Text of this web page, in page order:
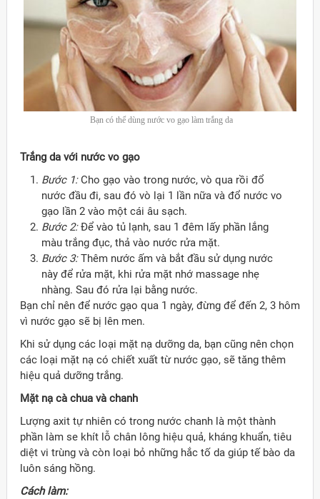
Bạn có thể dùng nước vo gạo làm trắng da
Trắng da với nước vo gạo
Bước 1:Cho gạo vào trong nước, vò qua rồi đổ
nước đầu đi, sau đó vò lại 1 lần nữa và đổ nước vo
gạo lần 2 vào một cái âu sạch.
Bước 2:Để vào tủ lạnh, sau 1 đêm lấy phần lắng
màu trắng đục, thả vào nước rửa mặt.
Bước 3:Thêm nước ấm và bắt đầu sử dụng nước
này để rửa mặt, khi rửa mặt nhớ massage nhẹ
nhàng. Sau đó rửa lại bằng nước.
Bạn chỉ nên để nước gạo qua 1 ngày, đừng để đến 2, 3 hôm
vì nước gạo sẽ bị lên men.
Khi sử dụng các loại mặt nạ dưỡng da, bạn cũng nên chọn
các loại mặt nạ có chiết xuất từ nước gạo, sẽ tăng thêm
hiệu quả dưỡng trắng.
Mặt nạ cà chua và chanh
Lượng axit tự nhiên có trong nước chanh là một thành
phần làm se khít lỗ chân lông hiệu quả, kháng khuẩn, tiêu
diệt vi trùng và còn loại bỏ những hắc tố da giúp tế bào da
luôn sáng hồng.
Cách làm: